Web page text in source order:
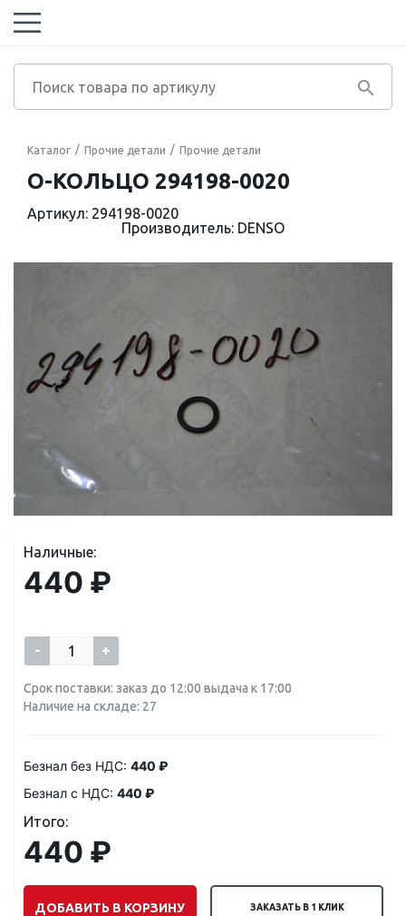
Каталог Прочие детали Прочие детали
О-КОЛЬЦО 294198-0020
Артикул: 294198-0020
Производитель: DENSO
Наличные:
440 ₽
- +
Срок поставки: заказ до 12:00 выдача к 17:00
Наличие на складе: 27
Безнал без НДС: 440 ₽
Безнал с НДС: 440 ₽
Итого:
440 ₽
ДОБАВИТЬ В КОРЗИНУ ЗАКАЗАТЬ В 1 КЛИК